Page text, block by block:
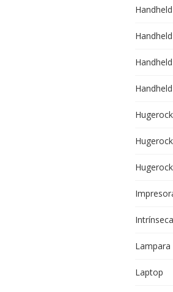
Handheld
Hugerock
Hugerock
Hugerock
Laptop